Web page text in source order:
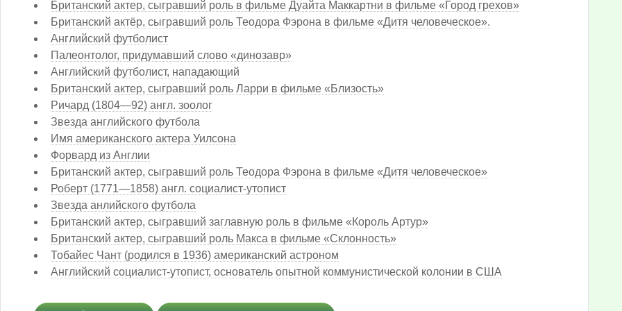
Британский актер, сыгравший роль в фильме Дуайта Маккартни в фильме «Город грехов»
Британский актёр, сыгравший роль Теодора Фэрона в фильме «Дитя человеческое».
Английский футболист
Палеонтолог, придумавший слово «динозавр»
Английский футболист, нападающий
Британский актер, сыгравший роль Ларри в фильме «Близость»
Ричард (1804—92) англ. зоолог
Звезда английского футбола
Имя американского актера Уилсона
Форвард из Англии
Британский актер, сыгравший роль Теодора Фэрона в фильме «Дитя человеческое»
Роберт (1771—1858) англ. социалист-утопист
Звезда анлийского футбола
Британский актер, сыгравший заглавную роль в фильме «Король Артур»
Британский актер, сыгравший роль Макса в фильме «Склонность»
Тобайес Чант (родился в 1936) американский астроном
Английский социалист-утопист, основатель опытной коммунистической колонии в США